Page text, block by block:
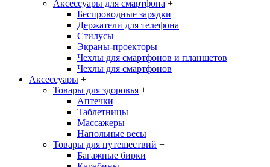
Аксессуары для смартфона +
Беспроводные зарядки
Держатели для телефона
Стилусы
Экраны-проекторы
Чехлы для смартфонов и планшетов
Чехлы для смартфонов
Аксессуары +
Товары для здоровья +
Аптечки
Таблетницы
Массажеры
Напольные весы
Товары для путешествий +
Багажные бирки